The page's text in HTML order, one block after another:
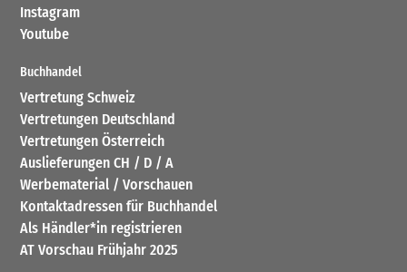
Instagram
Youtube
Buchhandel
Vertretung Schweiz
Vertretungen Deutschland
Vertretungen Österreich
Auslieferungen CH / D / A
Werbematerial / Vorschauen
Kontaktadressen für Buchhandel
Als Händler*in registrieren
AT Vorschau Frühjahr 2025